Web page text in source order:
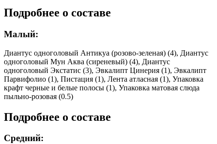
Подробнее о составе
Малый:
Диантус одноголовый Антикуа (розово-зеленая) (4), Диантус
одноголовый Мун Аква (сиреневый) (4), Диантус
одноголовый Экстатис (3), Эвкалипт Цинерия (1), Эвкалипт
Парвифолио (1), Пистация (1), Лента атласная (1), Упаковка
крафт черные и белые полосы (1), Упаковка матовая слюда
пыльно-розовая (0.5)
Подробнее о составе
Средний: